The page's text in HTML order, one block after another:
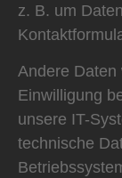
z. B. um
Andere Daten
Einwilligung
unsere IT-
technische